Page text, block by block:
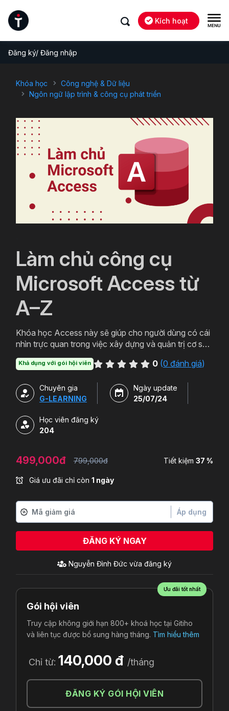
Kích hoạt
Đăng ký/ Đăng nhập
Khóa học
Công nghệ & Dữ liệu
Ngôn ngữ lập trình & công cụ phát triển
Làm chủ công cụ
Microsoft Access từ
A–Z
Khóa học Access này sẽ giúp cho người dùng có cái
nhìn trực quan trong việc xây dựng và quản trị cơ sở
liệu.
Khả dụng với gói hội viên 0 (0 đánh giá)
Chuyên gia
G-LEARNING
Ngày update
25/07/24
Học viên đăng ký
204
499,000đ 799,000đ Tiết kiệm 37 %
Giá ưu đãi chỉ còn 1 ngày
Áp dụng
ĐĂNG KÝ NGAY
Nguyễn Đình Đức vừa đăng ký
Ưu đãi tốt nhất
Gói hội viên
Truy cập không giới hạn 800+ khoá học tại Gitiho
và liên tục được bổ sung hàng tháng. Tìm hiểu thêm
Chỉ từ: 140,000 đ /tháng
ĐĂNG KÝ GÓI HỘI VIÊN